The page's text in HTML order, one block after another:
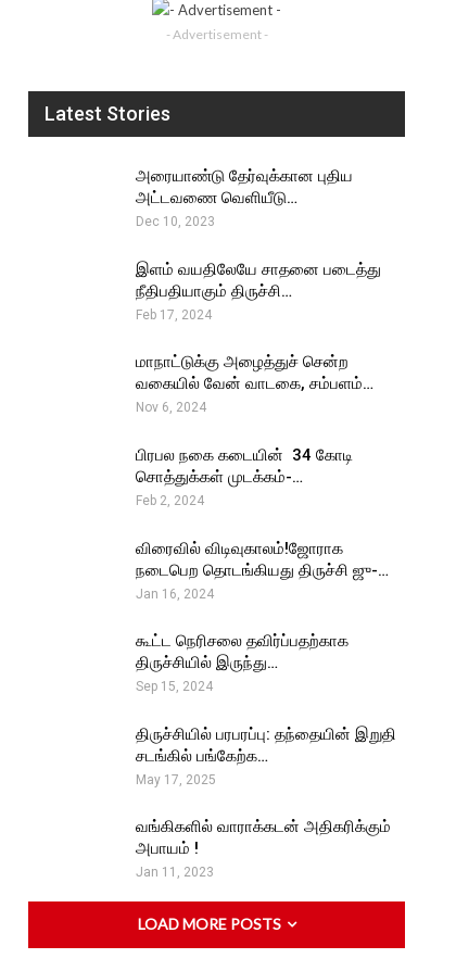
- Advertisement -
Latest Stories
அரையாண்டு தேர்வுக்கான புதிய
அட்டவணை வெளியீடு…
Dec 10, 2023
இளம் வயதிலேயே சாதனை படைத்து
நீதிபதியாகும் திருச்சி…
Feb 17, 2024
மாநாட்டுக்கு அழைத்துச் சென்ற
வகையில் வேன் வாடகை, சம்பளம்…
Nov 6, 2024
பிரபல நகை கடையின் ₹ 34 கோடி
சொத்துக்கள் முடக்கம்-…
Feb 2, 2024
விரைவில் விடிவுகாலம்!ஜோராக
நடைபெற தொடங்கியது திருச்சி ஜு-…
Jan 16, 2024
கூட்ட நெரிசலை தவிர்ப்பதற்காக
திருச்சியில் இருந்து…
Sep 15, 2024
திருச்சியில் பரபரப்பு: தந்தையின் இறுதி
சடங்கில் பங்கேற்க…
May 17, 2025
வங்கிகளில் வாராக்கடன் அதிகரிக்கும்
அபாயம் !
Jan 11, 2023
LOAD MORE POSTS